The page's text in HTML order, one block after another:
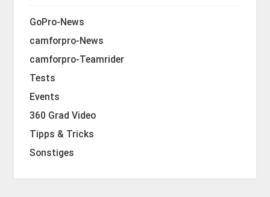
GoPro-News
camforpro-News
camforpro-Teamrider
Tests
Events
360 Grad Video
Tipps & Tricks
Sonstiges